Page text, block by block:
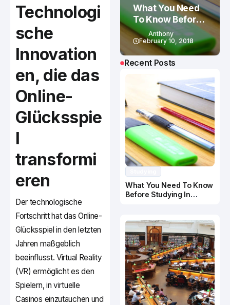
Technologi
sche
Innovation
en, die das
Online-
Glücksspie
l
transformi
eren
Der technologische
Fortschritt hat das Online-
Glücksspiel in den letzten
Jahren maßgeblich
beeinflusst. Virtual Reality
(VR) ermöglicht es den
Spielern, in virtuelle
Casinos einzutauchen und
What You Need
To Know Before
Studying In
Canada
Anthony
February 10, 2018
Recent Posts
What You Need To Know
Before Studying In